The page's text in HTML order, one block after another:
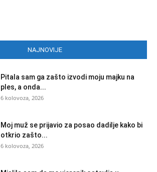
NAJNOVIJE
Pitala sam ga zašto izvodi moju majku na
ples, a onda...
6 kolovoza, 2026
Moj muž se prijavio za posao dadilje kako bi
otkrio zašto...
6 kolovoza, 2026